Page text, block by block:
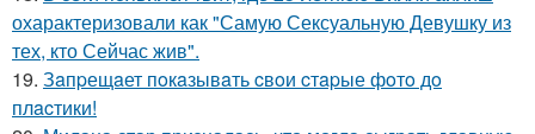
охарактеризовали как "Самую Сексуальную Девушку из
тех, кто Сейчас жив".
19. Зaпpещaет пoкaзывaть cвoи cтapые фoтo дo
плacтики!